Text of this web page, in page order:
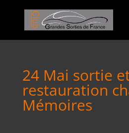
24 Mai sortie
restauration
Mémoires